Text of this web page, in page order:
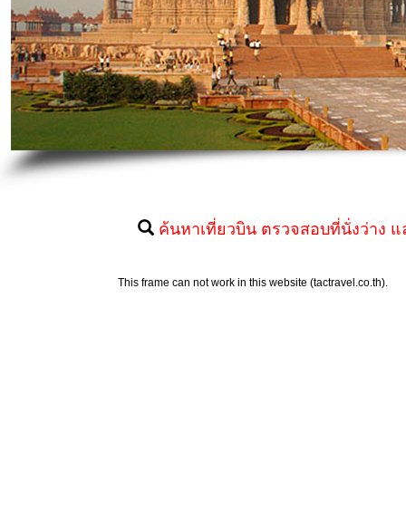
ค้นหาเที่ยวบิน ตรวจสอบที่นั่งว่าง